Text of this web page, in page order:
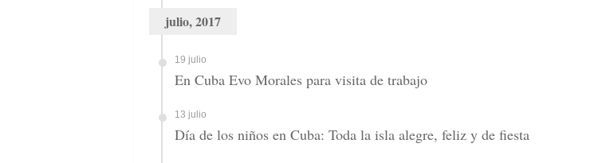
julio, 2017
19 julio
En Cuba Evo Morales para visita de trabajo
13 julio
Día de los niños en Cuba: Toda la isla alegre, feliz y de fiesta